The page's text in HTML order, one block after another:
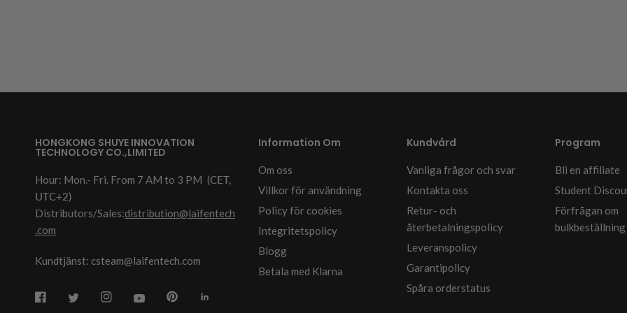
HONGKONG SHUYE INNOVATION
TECHNOLOGY CO.,LIMITED
Hour: Mon.- Fri. From 7 AM to 3 PM (CET,
UTC+2)
Distributors/Sales:distribution@laifentech
.com
Kundtjänst: csteam@laifentech.com
Information Om
Om oss
Villkor för användning
Policy för cookies
Integritetspolicy
Blogg
Betala med Klarna
Kundvård
Vanliga frågor och svar
Kontakta oss
Retur- och
återbetalningspolicy
Leveranspolicy
Garantipolicy
Spåra orderstatus
Program
Bli en affiliate
Student
Förfrågan om
bulkbeställning